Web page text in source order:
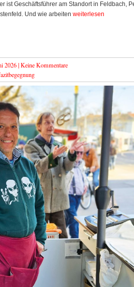
ist Geschäftsführer am Standort in Feldbach,
Und wie arbeiten weiterlesen
2026 |Keine Kommentare